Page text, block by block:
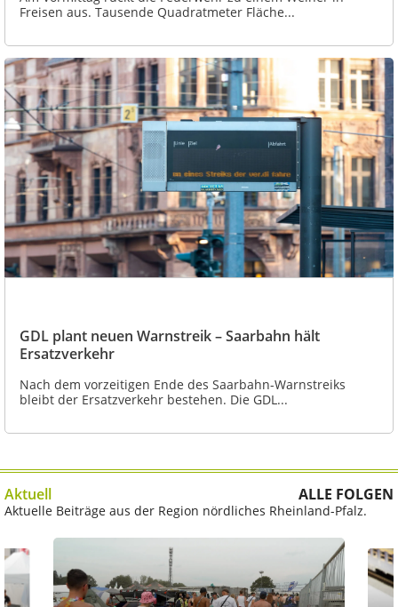
Freisen aus. Tausende Quadratmeter Fläche...
GDL plant neuen Warnstreik – Saarbahn hält
Ersatzverkehr
Nach dem vorzeitigen Ende des Saarbahn-Warnstreiks
bleibt der Ersatzverkehr bestehen. Die GDL...
Aktuell ALLE FOLGEN
Aktuelle Beiträge aus der Region nördliches Rheinland-Pfalz.